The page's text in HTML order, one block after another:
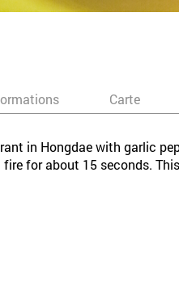
Carte
in Hongdae with garlic
for about 15 seconds.